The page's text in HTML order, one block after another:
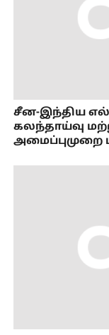
சீன-இந்திய
கலந்தாய்வு
அமைப்புமுறை